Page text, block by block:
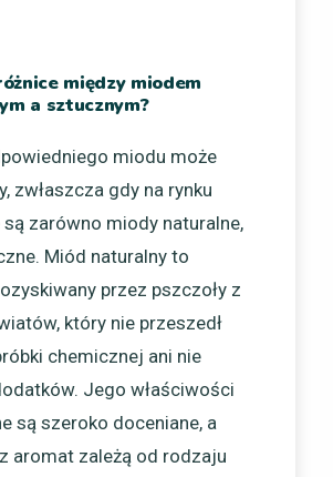
między miodem
a sztucznym?
miodu może
zwłaszcza gdy na rynku
zarówno miody naturalne,
Miód naturalny to
przez pszczoły z
który nie przeszedł
chemicznej ani nie
Jego właściwości
są szeroko doceniane, a
aromat zależą od rodzaju